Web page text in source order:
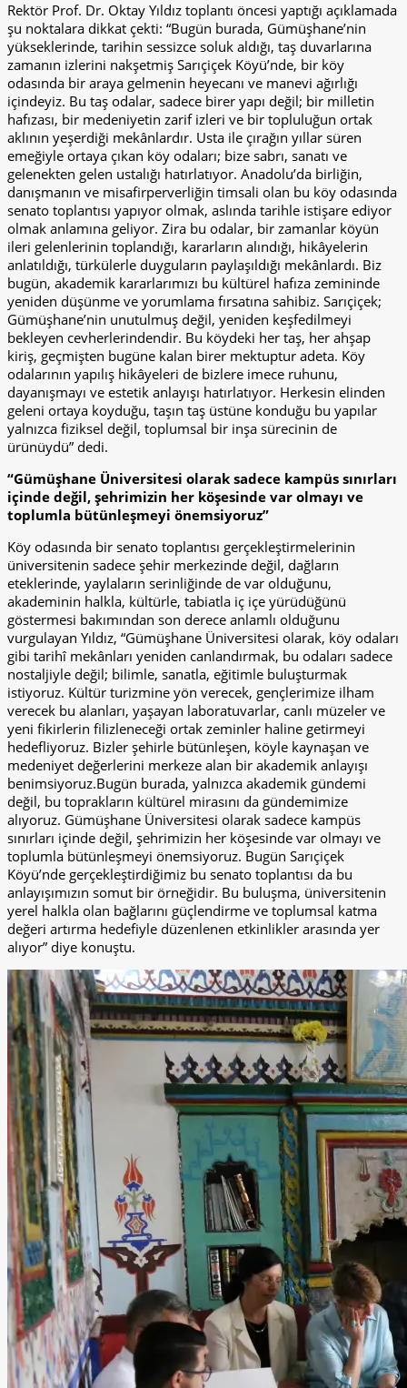
Rektör Prof. Dr. Oktay Yıldız toplantı öncesi yaptığı açıklamada
şu noktalara dikkat çekti: “Bugün burada, Gümüşhane’nin
yükseklerinde, tarihin sessizce soluk aldığı, taş duvarlarına
zamanın izlerini nakşetmiş Sarıçiçek Köyü’nde, bir köy
odasında bir araya gelmenin heyecanı ve manevi ağırlığı
içindeyiz. Bu taş odalar, sadece birer yapı değil; bir milletin
hafızası, bir medeniyetin zarif izleri ve bir topluluğun ortak
aklının yeşerdiği mekânlardır. Usta ile çırağın yıllar süren
emeğiyle ortaya çıkan köy odaları; bize sabrı, sanatı ve
gelenekten gelen ustalığı hatırlatıyor. Anadolu’da birliğin,
danışmanın ve misafirperverliğin timsali olan bu köy odasında
senato toplantısı yapıyor olmak, aslında tarihle istişare ediyor
olmak anlamına geliyor. Zira bu odalar, bir zamanlar köyün
ileri gelenlerinin toplandığı, kararların alındığı, hikâyelerin
anlatıldığı, türkülerle duyguların paylaşıldığı mekânlardı. Biz
bugün, akademik kararlarımızı bu kültürel hafıza zemininde
yeniden düşünme ve yorumlama fırsatına sahibiz. Sarıçiçek;
Gümüşhane’nin unutulmuş değil, yeniden keşfedilmeyi
bekleyen cevherlerindendir. Bu köydeki her taş, her ahşap
kiriş, geçmişten bugüne kalan birer mektuptur adeta. Köy
odalarının yapılış hikâyeleri de bizlere imece ruhunu,
dayanışmayı ve estetik anlayışı hatırlatıyor. Herkesin elinden
geleni ortaya koyduğu, taşın taş üstüne konduğu bu yapılar
yalnızca fiziksel değil, toplumsal bir inşa sürecinin de
ürünüydü” dedi.
“Gümüşhane Üniversitesi olarak sadece kampüs sınırları
içinde değil, şehrimizin her köşesinde var olmayı ve
toplumla bütünleşmeyi önemsiyoruz”
Köy odasında bir senato toplantısı gerçekleştirmelerinin
üniversitenin sadece şehir merkezinde değil, dağların
eteklerinde, yaylaların serinliğinde de var olduğunu,
akademinin halkla, kültürle, tabiatla iç içe yürüdüğünü
göstermesi bakımından son derece anlamlı olduğunu
vurgulayan Yıldız, “Gümüşhane Üniversitesi olarak, köy odaları
gibi tarihî mekânları yeniden canlandırmak, bu odaları sadece
nostaljiyle değil; bilimle, sanatla, eğitimle buluşturmak
istiyoruz. Kültür turizmine yön verecek, gençlerimize ilham
verecek bu alanları, yaşayan laboratuvarlar, canlı müzeler ve
yeni fikirlerin filizleneceği ortak zeminler haline getirmeyi
hedefliyoruz. Bizler şehirle bütünleşen, köyle kaynaşan ve
medeniyet değerlerini merkeze alan bir akademik anlayışı
benimsiyoruz.Bugün burada, yalnızca akademik gündemi
değil, bu toprakların kültürel mirasını da gündemimize
alıyoruz. Gümüşhane Üniversitesi olarak sadece kampüs
sınırları içinde değil, şehrimizin her köşesinde var olmayı ve
toplumla bütünleşmeyi önemsiyoruz. Bugün Sarıçiçek
Köyü’nde gerçekleştirdiğimiz bu senato toplantısı da bu
anlayışımızın somut bir örneğidir. Bu buluşma, üniversitenin
yerel halkla olan bağlarını güçlendirme ve toplumsal katma
değeri artırma hedefiyle düzenlenen etkinlikler arasında yer
alıyor” diye konuştu.